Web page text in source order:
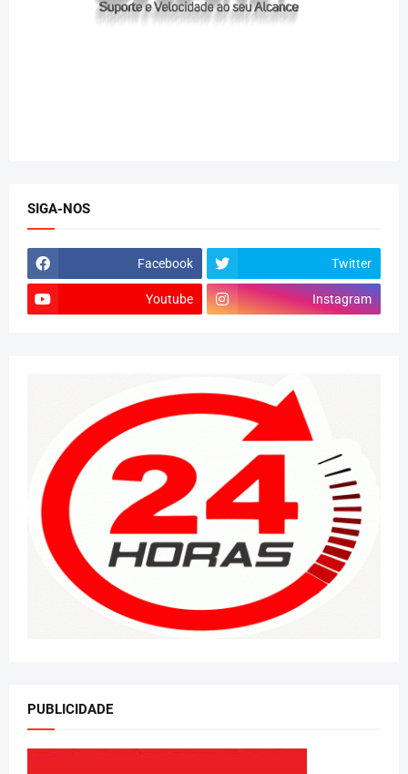
SIGA-NOS
Facebook Twitter
Youtube Instagram
PUBLICIDADE